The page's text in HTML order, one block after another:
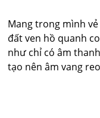
Mang trong mình
đất ven hồ quanh
như chỉ có âm
tạo nên âm vang